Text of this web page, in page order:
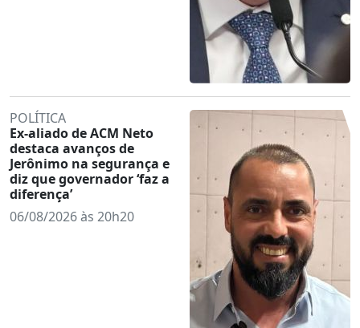
POLÍTICA
Ex-aliado de ACM Neto
destaca avanços de
Jerônimo na segurança e
diz que governador ‘faz a
diferença’
06/08/2026 às 20h20